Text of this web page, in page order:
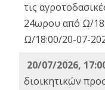
τις
24ωρου από Ω/
Ω/18:00/20-07-
20/07/2026,
διοικητικών